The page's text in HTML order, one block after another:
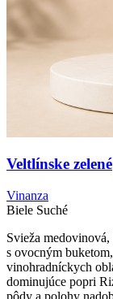
Veltlínske zelené
Vinanza
Biele Suché
Svieža
s ovocným
vinohradníckych
dominujúce popri